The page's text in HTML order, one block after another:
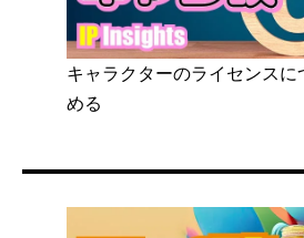
キャラクターのライセンスに
める